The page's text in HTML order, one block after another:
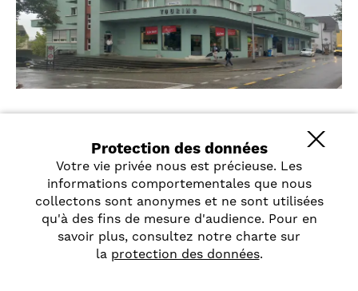
Continuer à lire:
Organisation
Organisation
Fondation Abendrot| Güterstrasse 133 | Case postale |
4002 Bâle
T061 269 90 20|stiftung@abendrot.ch|
www.abendrot.ch
Protection des donnéesMentions légales
Protection des données
Votre vie privée nous est précieuse. Les
informations comportementales que nous
collectons sont anonymes et ne sont utilisées
qu'à des fins de mesure d'audience. Pour en
savoir plus, consultez notre charte sur
la protection des données.